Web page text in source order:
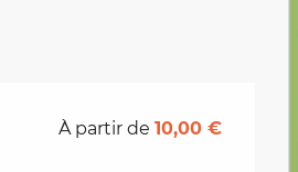
À partir de10,00 €